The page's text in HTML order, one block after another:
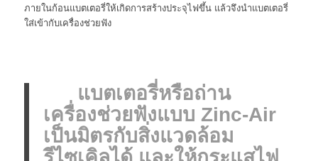
ภายในก้อนแบตเตอรี่ให้เกิดการสร้างประจุไฟขึ้น แล้วจึงนำแบตเตอรี่
ใส่เข้ากับเครื่องช่วยฟัง
แบตเตอรี่หรือถ่าน
เครื่องช่วยฟังแบบ Zinc-Air
เป็นมิตรกับสิ่งแวดล้อม